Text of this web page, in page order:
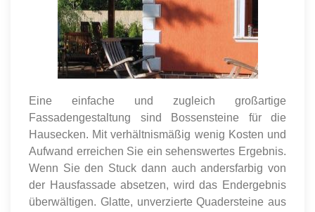
Eine einfache und zugleich großartige
Fassadengestaltung sind Bossensteine für die
Hausecken. Mit verhältnismäßig wenig Kosten und
Aufwand erreichen Sie ein sehenswertes Ergebnis.
Wenn Sie den Stuck dann auch andersfarbig von
der Hausfassade absetzen, wird das Endergebnis
überwältigen. Glatte, unverzierte Quadersteine aus